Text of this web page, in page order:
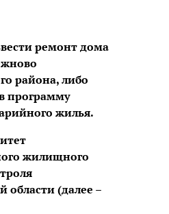
ремонт дома
района, либо
программу
жилья.
жилищного
области (далее –